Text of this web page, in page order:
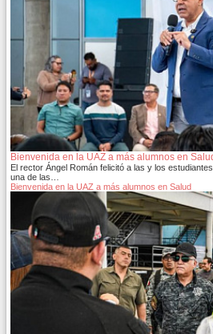
Bienvenida en la UAZ a más alumnos en
El rector Ángel Román felicitó a las y los
una de las…
Bienvenida en la UAZ a más alumnos en Salud